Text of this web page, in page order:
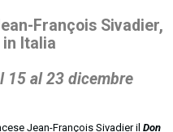
François Sivadier,
Italia
15 al 23 dicembre
Jean-François Sivadier ilDon